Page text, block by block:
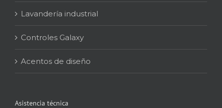
Lavandería industrial
Controles Galaxy
Acentos de diseño
Asistencia técnica